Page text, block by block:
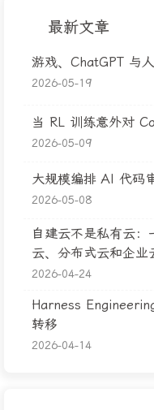
最新文章
游戏、ChatGPT 与
2026-05-19
当 RL 训练意外对
2026-05-09
大规模编排 AI 代码
2026-05-08
自建云不是私有云
云、分布式云和企业
2026-04-24
Harness
转移
2026-04-14